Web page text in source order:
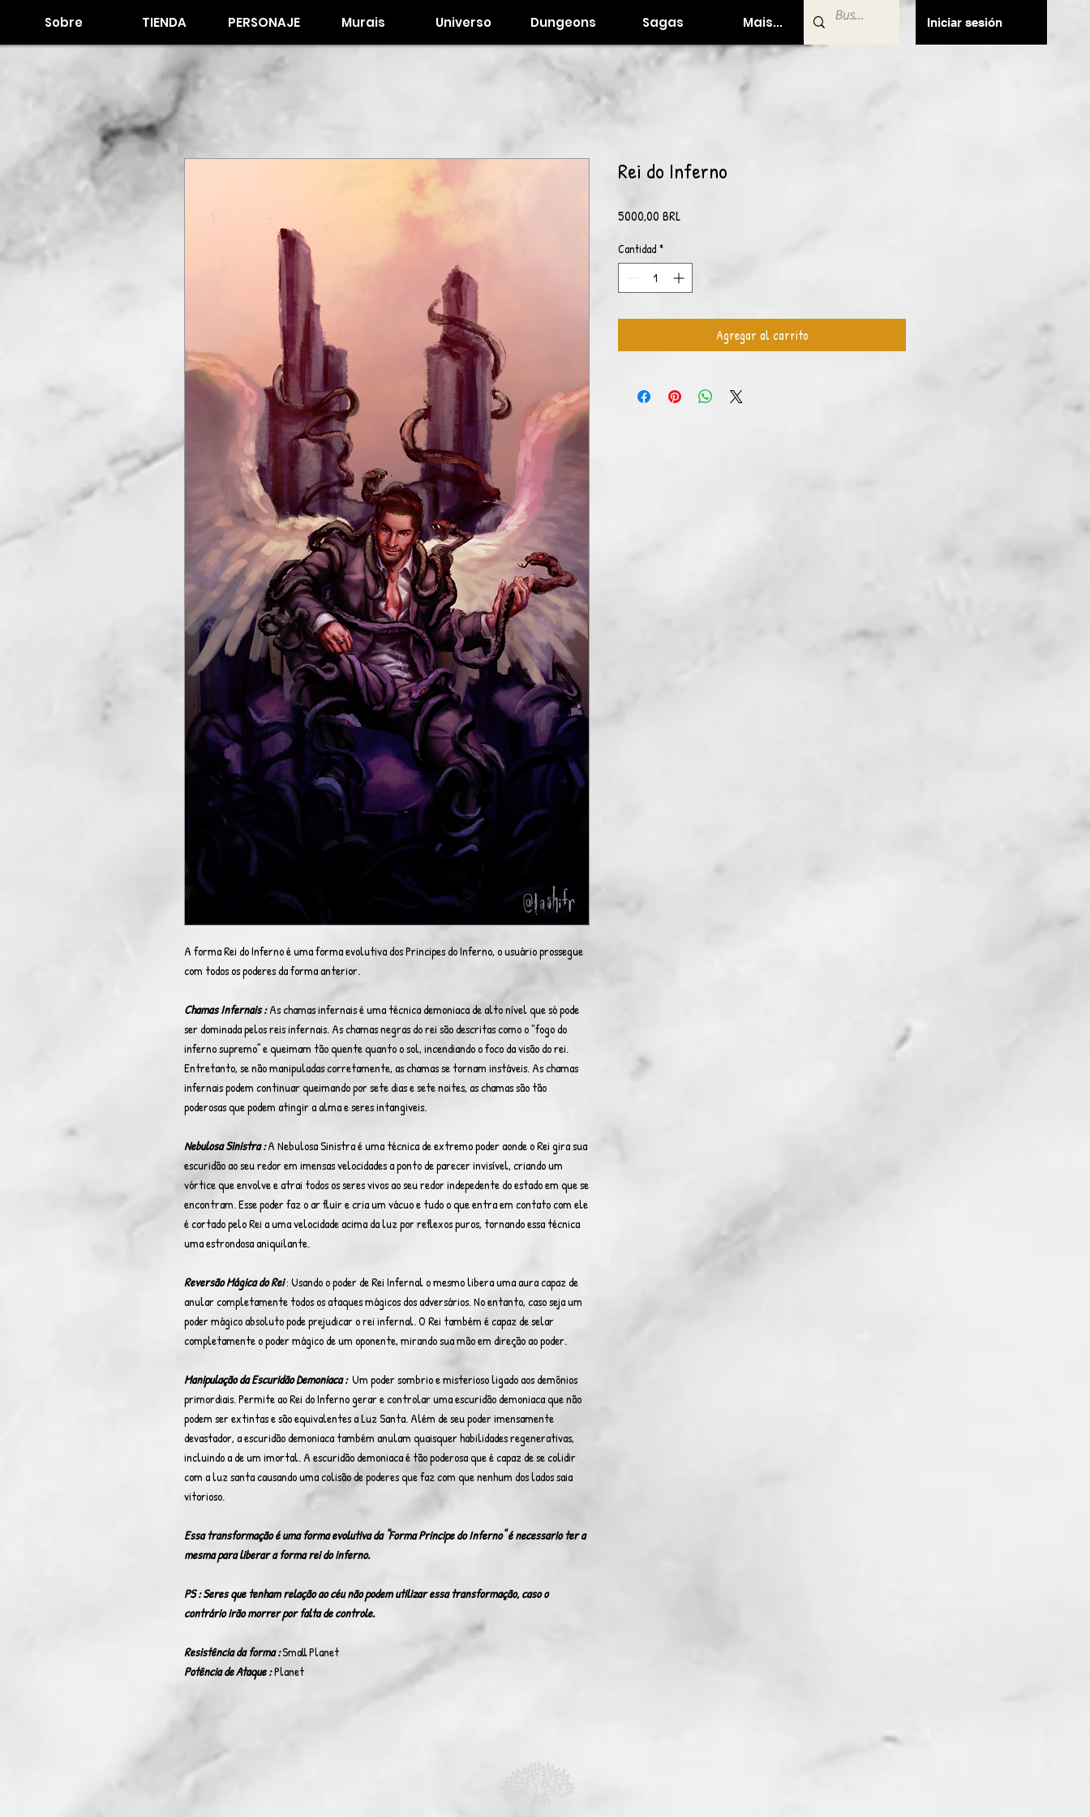
Sobre TIENDA PERSONAJE Murais Universo Dungeons Sagas Mais... Iniciar sesión
A forma Rei do Inferno é uma forma evolutiva dos Principes do Inferno, o usuário prossegue
com todos os poderes da forma anterior.
Chamas Infernais :As chamas infernais é uma técnica demoniaca de alto nível que só pode
ser dominada pelos reis infernais. As chamas negras do rei são descritas como o "fogo do
inferno supremo” e queimam tão quente quanto o sol, incendiando o foco da visão do rei.
Entretanto, se não manipuladas corretamente, as chamas se tornam instáveis. As chamas
infernais podem continuar queimando por sete dias e sete noites, as chamas são tão
poderosas que podem atingir a alma e seres intangiveis.
Nebulosa Sinistra :A Nebulosa Sinistra é uma técnica de extremo poder aonde o Rei gira sua
escuridão ao seu redor em imensas velocidades a ponto de parecer invisível, criando um
vórtice que envolve e atrai todos os seres vivos ao seu redor indepedente do estado em que se
encontram. Esse poder faz o ar fluir e cria um vácuo e tudo o que entra em contato com ele
é cortado pelo Rei a uma velocidade acima da luz por reflexos puros, tornando essa técnica
uma estrondosa aniquilante.
Reversão Mágica do Rei: Usando o poder de Rei Infernal o mesmo libera uma aura capaz de
anular completamente todos os ataques mágicos dos adversários. No entanto, caso seja um
poder mágico absoluto pode prejudicar o rei infernal. O Rei também é capaz de selar
completamente o poder mágico de um oponente, mirando sua mão em direção ao poder.
Manipulação da Escuridão Demoniaca :Um poder sombrio e misterioso ligado aos demônios
primordiais. Permite ao Rei do Inferno gerar e controlar uma escuridão demoniaca que não
podem ser extintas e são equivalentes a Luz Santa. Além de seu poder imensamente
devastador, a escuridão demoniaca também anulam quaisquer habilidades regenerativas,
incluindo a de um imortal. A escuridão demoniaca é tão poderosa que é capaz de se colidir
com a luz santa causando uma colisão de poderes que faz com que nenhum dos lados saia
vitorioso.
Essa transformação é uma forma evolutiva da ''Forma Principe do Inferno'' é necessario ter a
mesma para liberar a forma rei do inferno.
PS : Seres que tenham relação ao céu não podem utilizar essa transformação, caso o
contrário irão morrer por falta de controle.
Resistência da forma :Small Planet
Potência de Ataque :Planet
Rei do Inferno
5000,00 BRLPrecio
Cantidad *
Agregar al carrito